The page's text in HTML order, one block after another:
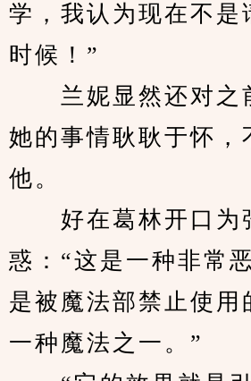
学，我认为现在不是
时候！”
兰妮显然还对之
她的事情耿耿于怀，
他。
好在葛林开口为
惑：“这是一种非常
是被魔法部禁止使用
一种魔法之一。”